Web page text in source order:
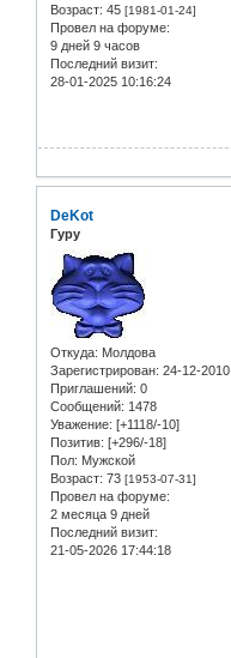
Возраст: 45 [1981-01-24]
Провел на форуме:
9 дней 9 часов
Последний визит:
28-01-2025 10:16:24
DeKot
Гуру
Откуда: Молдова
Зарегистрирован: 24-12-2010
Приглашений: 0
Сообщений: 1478
Уважение: [+1118/-10]
Позитив: [+296/-18]
Пол: Мужской
Возраст: 73 [1953-07-31]
Провел на форуме:
2 месяца 9 дней
Последний визит:
21-05-2026 17:44:18